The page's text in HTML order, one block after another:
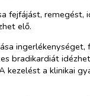
fejfájást, remegést,
elő.
ingerlékenységet,
bradikardiát
kezelést a klinikai